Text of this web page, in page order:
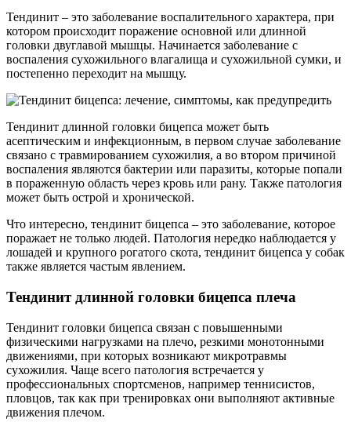
Тендинит – это заболевание воспалительного характера, при
котором происходит поражение основной или длинной
головки двуглавой мышцы. Начинается заболевание с
воспаления сухожильного влагалища и сухожильной сумки, и
постепенно переходит на мышцу.
Тендинит длинной головки бицепса может быть
асептическим и инфекционным, в первом случае заболевание
связано с травмированием сухожилия, а во втором причиной
воспаления являются бактерии или паразиты, которые попали
в пораженную область через кровь или рану. Также патология
может быть острой и хронической.
Что интересно, тендинит бицепса – это заболевание, которое
поражает не только людей. Патология нередко наблюдается у
лошадей и крупного рогатого скота, тендинит бицепса у собак
также является частым явлением.
Тендинит длинной головки бицепса плеча
Тендинит головки бицепса связан с повышенными
физическими нагрузками на плечо, резкими монотонными
движениями, при которых возникают микротравмы
сухожилия. Чаще всего патология встречается у
профессиональных спортсменов, например теннисистов,
пловцов, так как при тренировках они выполняют активные
движения плечом.